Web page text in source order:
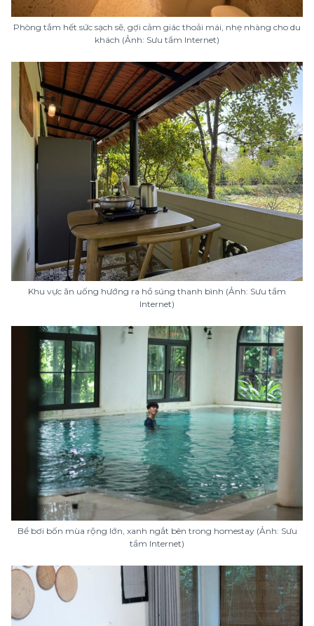
Phòng tắm hết sức sạch sẽ, gợi cảm giác thoải mái, nhẹ nhàng cho du
khách (Ảnh: Sưu tầm Internet)
Khu vực ăn uống hướng ra hồ súng thanh bình (Ảnh: Sưu tầm
Internet)
Bể bơi bốn mùa rộng lớn, xanh ngắt bên trong homestay (Ảnh: Sưu
tầm Internet)